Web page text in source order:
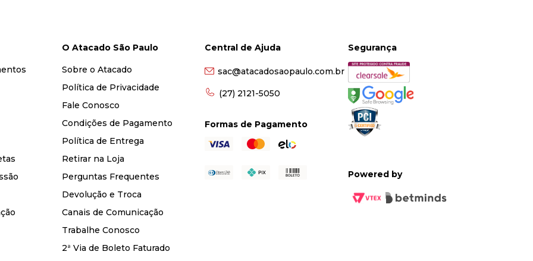
O Atacado São Paulo
Sobre o Atacado
Política de Privacidade
Fale Conosco
Condições de Pagamento
Política de Entrega
Retirar na Loja
Perguntas Frequentes
Devolução e Troca
Canais de Comunicação
Trabalhe Conosco
2ª Via de Boleto Faturado
Central de Ajuda
sac@atacadosaopaulo.com.br
(27) 2121-5050
Formas de Pagamento
Segurança
Powered by